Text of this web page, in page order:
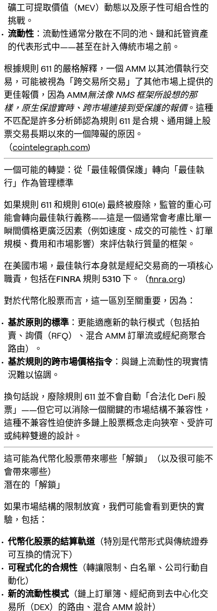
礦工可提取價值（MEV）動態以及原子性可組合性的
挑戰。
流動性 ：流動性通常分散在不同的池、鏈和託管資產
的代表形式中——甚至在計入傳統市場之前。
根據規則 611 的嚴格解釋，一個 AMM 以其池價執行交
易，可能被視為「跨交易所交易」了其他市場上提供的
更佳報價，因為 AMM無法像 NMS 框架所設想的那
樣，原生保證實時、跨市場連接到受保護的報價。這種
不匹配是許多分析師認為規則 611 是合規、通用鏈上股
票交易長期以來的一個障礙的原因。
（cointelegraph.com)
一個可能的轉變：從「最佳報價保護」轉向「最佳執
行」作為管理標準
如果規則 611 和規則 610(e) 最終被廢除，監管的重心可
能會轉向最佳執行義務——這是一個通常會考慮比單一
瞬間價格更廣泛因素（例如速度、成交的可能性、訂單
規模、費用和市場影響）來評估執行質量的框架。
在美國市場，最佳執行本身就是經紀交易商的一項核心
職責，包括在FINRA 規則 5310 下。（finra.org)
對於代幣化股票而言，這一區別至關重要，因為：
基於原則的標準 ：更能適應新的執行模式（包括拍
賣、詢價（RFQ）、混合 AMM 訂單流或經紀商聚合
路由）。
基於規則的跨市場價格指令 ：與鏈上流動性的現實情
況難以協調。
換句話說，廢除規則 611 並不會自動「合法化 DeFi 股
票」——但它可以消除一個關鍵的市場結構不兼容性，
這種不兼容性迫使許多鏈上股票概念走向狹窄、受許可
或純粹雙邊的設計。
這可能為代幣化股票帶來哪些「解鎖」（以及很可能不
會帶來哪些）
潛在的「解鎖」
如果市場結構的限制放寬，我們可能會看到更快的實
驗，包括：
代幣化股票的結算軌道 （特別是代幣形式與傳統證券
可互換的情況下）
可程式化的合規性 （轉讓限制、白名單、公司行動自
動化）
新的流動性模式（鏈上訂單簿、經紀商到去中心化交
易所（DEX）的路由、混合 AMM 設計）